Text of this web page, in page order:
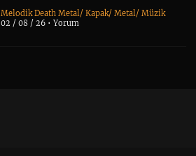
Melodik Death Metal/Kapak/Metal/Müzik
02 / 08 / 26 •Yorum